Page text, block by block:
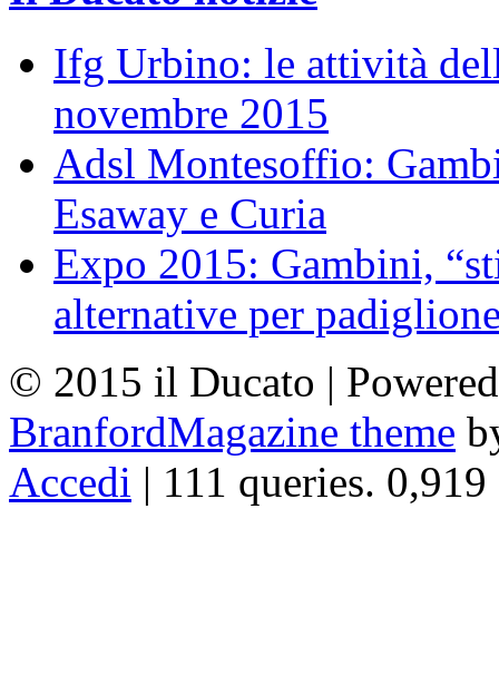
Ifg Urbino: le attività
novembre 2015
Adsl Montesoffio:
Esaway e Curia
Expo 2015: Gambini,
alternative per
© 2015 il Ducato |
BranfordMagazine theme
Accedi | 111 queries. 0,919